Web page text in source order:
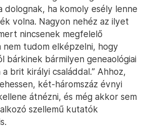
dolognak, ha komoly esély lenne
volna. Nagyon nehéz az ilyet
nincsenek megfelelő
nem tudom elképzelni, hogy
bárkinek bármilyen geneaológiai
brit királyi családdal.” Ahhoz,
két-háromszáz évnyi
átnézni, és még akkor sem
szellemű kutatók